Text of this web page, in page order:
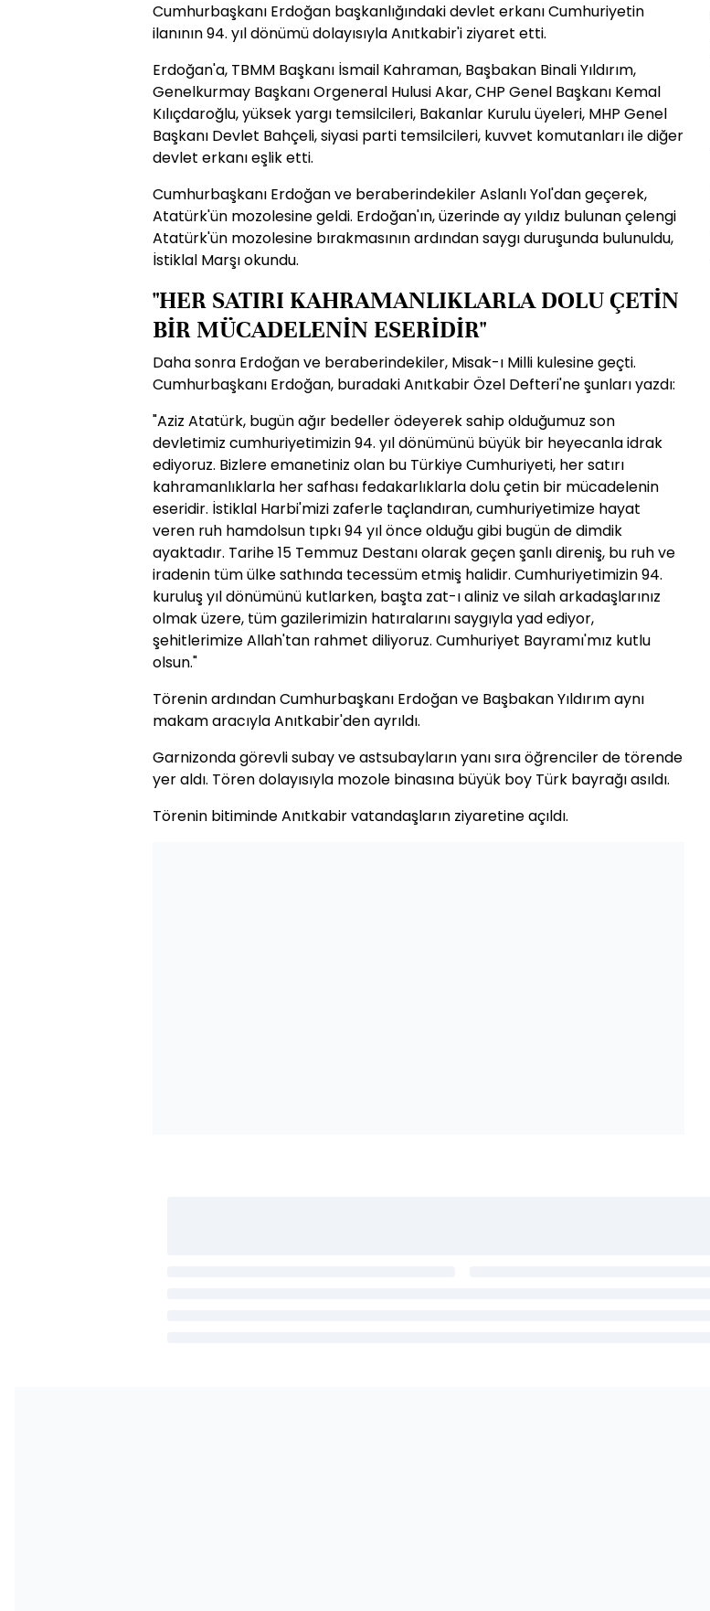
Cumhurbaşkanı Erdoğan başkanlığındaki devlet erkanı Cumhuriyetin
ilanının 94. yıl dönümü dolayısıyla Anıtkabir'i ziyaret etti.
Erdoğan'a, TBMM Başkanı İsmail Kahraman, Başbakan Binali Yıldırım,
Genelkurmay Başkanı Orgeneral Hulusi Akar, CHP Genel Başkanı Kemal
Kılıçdaroğlu, yüksek yargı temsilcileri, Bakanlar Kurulu üyeleri, MHP Genel
Başkanı Devlet Bahçeli, siyasi parti temsilcileri, kuvvet komutanları ile diğer
devlet erkanı eşlik etti.
Cumhurbaşkanı Erdoğan ve beraberindekiler Aslanlı Yol'dan geçerek,
Atatürk'ün mozolesine geldi. Erdoğan'ın, üzerinde ay yıldız bulunan çelengi
Atatürk'ün mozolesine bırakmasının ardından saygı duruşunda bulunuldu,
İstiklal Marşı okundu.
"HER SATIRI KAHRAMANLIKLARLA DOLU ÇETİN
BİR MÜCADELENİN ESERİDİR"
Daha sonra Erdoğan ve beraberindekiler, Misak-ı Milli kulesine geçti.
Cumhurbaşkanı Erdoğan, buradaki Anıtkabir Özel Defteri'ne şunları yazdı:
"Aziz Atatürk, bugün ağır bedeller ödeyerek sahip olduğumuz son
devletimiz cumhuriyetimizin 94. yıl dönümünü büyük bir heyecanla idrak
ediyoruz. Bizlere emanetiniz olan bu Türkiye Cumhuriyeti, her satırı
kahramanlıklarla her safhası fedakarlıklarla dolu çetin bir mücadelenin
eseridir. İstiklal Harbi'mizi zaferle taçlandıran, cumhuriyetimize hayat
veren ruh hamdolsun tıpkı 94 yıl önce olduğu gibi bugün de dimdik
ayaktadır. Tarihe 15 Temmuz Destanı olarak geçen şanlı direniş, bu ruh ve
iradenin tüm ülke sathında tecessüm etmiş halidir. Cumhuriyetimizin 94.
kuruluş yıl dönümünü kutlarken, başta zat-ı aliniz ve silah arkadaşlarınız
olmak üzere, tüm gazilerimizin hatıralarını saygıyla yad ediyor,
şehitlerimize Allah'tan rahmet diliyoruz. Cumhuriyet Bayramı'mız kutlu
olsun."
Törenin ardından Cumhurbaşkanı Erdoğan ve Başbakan Yıldırım aynı
makam aracıyla Anıtkabir'den ayrıldı.
Garnizonda görevli subay ve astsubayların yanı sıra öğrenciler de törende
yer aldı. Tören dolayısıyla mozole binasına büyük boy Türk bayrağı asıldı.
Törenin bitiminde Anıtkabir vatandaşların ziyaretine açıldı.